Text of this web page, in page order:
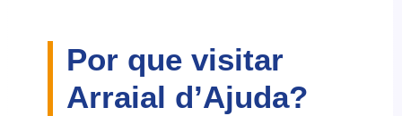
Por que visitar
Arraial d’Ajuda?